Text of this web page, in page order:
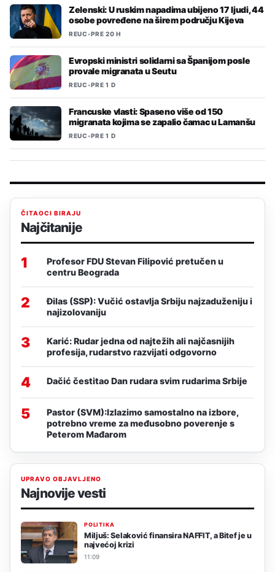
Zelenski: U ruskim napadima ubijeno 17 ljudi, 44
osobe povređene na širem području Kijeva
REUC•PRE 20 H
Evropski ministri solidarni sa Španijom posle
provale migranata u Seutu
REUC•PRE 1 D
Francuske vlasti: Spaseno više od 150
migranata kojima se zapalio čamac u Lamanšu
REUC•PRE 1 D
ČITAOCI BIRAJU
Najčitanije
1
Profesor FDU Stevan Filipović pretučen u
centru Beograda
2
Đilas (SSP): Vučić ostavlja Srbiju najzaduženiju i
najizolovaniju
3
Karić: Rudar jedna od najtežih ali najčasnijih
profesija, rudarstvo razvijati odgovorno
4 Dačić čestitao Dan rudara svim rudarima Srbije
5
Pastor (SVM):Izlazimo samostalno na izbore,
potrebno vreme za međusobno poverenje s
Peterom Mađarom
UPRAVO OBJAVLJENO
Najnovije vesti
POLITIKA
Miljuš: Selaković finansira NAFFIT, a Bitef je u
najvećoj krizi
11:09